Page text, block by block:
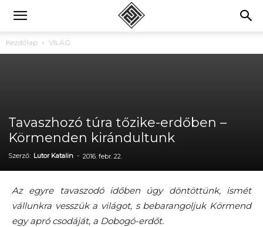
Kezdőlap VILÁG
Tavaszhozó túra tőzike-erdőben –
Körmenden kirándultunk
Szerző: Lutor Katalin - 2016. febr. 22.
Az egyre tavaszodó időben úgy döntöttünk, ismét
vállunkra vesszük a világot, s bebarangoljuk Körmend
egy apró csodáját, a Dobogó-erdőt.